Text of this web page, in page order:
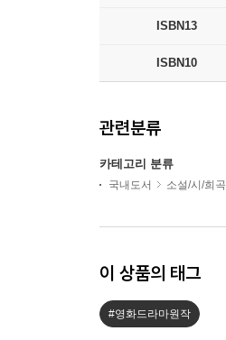
ISBN13
ISBN10
관련분류
카테고리 분류
국내도서 소설/시/희곡
이 상품의 태그
#영화드라마원작